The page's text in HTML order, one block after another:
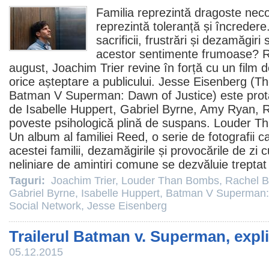
Familia reprezintă dragoste
reprezintă toleranță și
sacrificii, frustrări și dezamăgiri
acestor sentimente frumoase?
august, Joachim Trier revine în forță cu un film
orice așteptare a publicului. Jesse Eisenberg (
Batman V Superman: Dawn of Justice) este
de Isabelle Huppert, Gabriel Byrne, Amy Ryan,
poveste psihologică plină de suspans. Louder
Un album al familiei Reed, o serie de fotografii
acestei familii, dezamăgirile și provocările de zi
neliniare de amintiri comune se dezvăluie
Taguri: Joachim Trier, Louder Than Bombs, Rachel
Gabriel Byrne, Isabelle Huppert, Batman V
Social Network, Jesse Eisenberg
Trailerul Batman v. Superman,
05.12.2015